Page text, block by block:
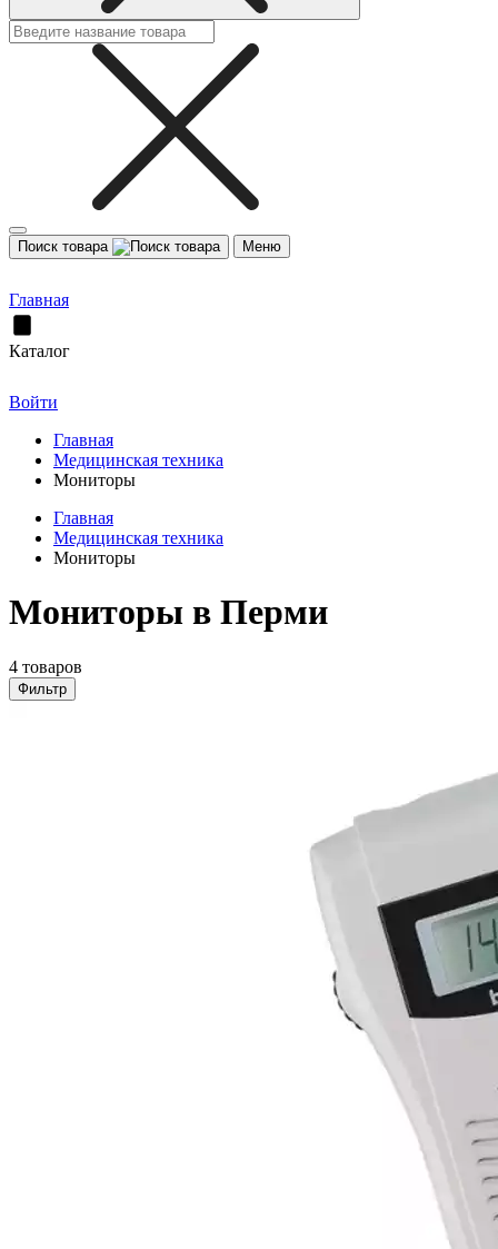
Поиск товара Меню
Главная
Каталог
Войти
Главная
Медицинская техника
Мониторы
Главная
Медицинская техника
Мониторы
Мониторы в Перми
4 товаров
Фильтр